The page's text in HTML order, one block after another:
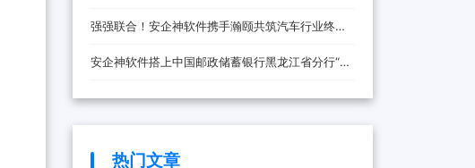
密铜墙铁壁
强强联合！安企神软件携手瀚颐共筑汽车行业终端
安全防线
安企神软件搭上中国邮政储蓄银行黑龙江省分行“快
车”，将带来哪些改变？
热门文章